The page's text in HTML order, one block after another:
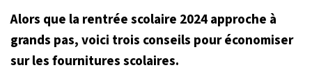
Alors que la rentrée scolaire 2024 approche à
grands pas, voici trois conseils pour économiser
sur les fournitures scolaires.